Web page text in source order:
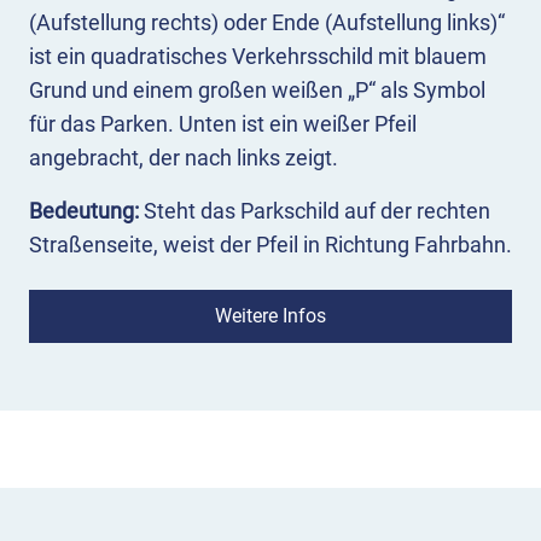
(Aufstellung rechts) oder Ende (Aufstellung links)“
ist ein quadratisches Verkehrsschild mit blauem
Grund und einem großen weißen „P“ als Symbol
für das Parken. Unten ist ein weißer Pfeil
angebracht, der nach links zeigt.
Bedeutung:Steht das Parkschild auf der rechten
Straßenseite, weist der Pfeil in Richtung Fahrbahn.
beginnt, in dem geparkt werden darf. Steht es auf
der linken Straßenseite, beispielsweise in
Weitere Infos